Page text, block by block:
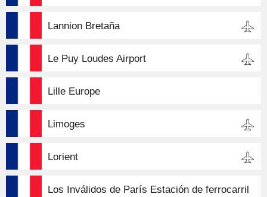
Lannion Bretaña
Le Puy Loudes Airport
Lille Europe
Limoges
Lorient
Los Inválidos de París Estación de ferrocarril